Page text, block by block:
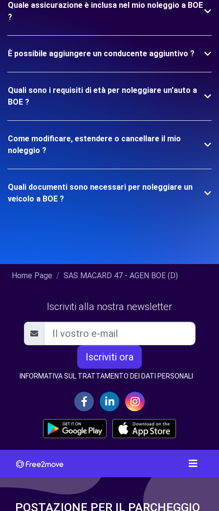
Quale assicurazione è inclusa nel mio noleggio a BOE
?
È possibile aggiungere un conducente aggiuntivo ?
Quali sono i requisiti di età per noleggiare un'auto a
BOE ?
Come modificare, estendere o cancellare il mio
noleggio ?
Quali documenti sono necessari per noleggiare un
veicolo a BOE ?
Home Page SAS MACARD 47 - AGEN BOE (D)
Iscriviti alla nostra newsletter
Iscriviti ora
INFORMATIVA SUL TRATTAMENTO DEI DATI PERSONALI
POSTAZIONE PER IL PARCHEGGIO